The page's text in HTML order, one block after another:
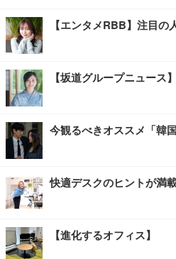
【エンタメRBB】注目の
【坂道グループニュース
今観るべきオススメ「韓
快適デスクのヒントが満
【進化するオフィス】